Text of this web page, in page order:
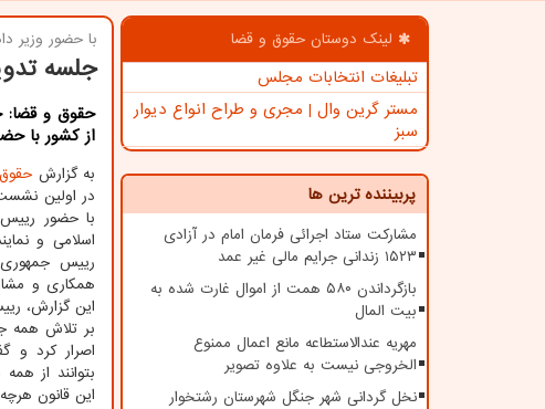
لینک دوستان حقوق و قضا
تبلیغات انتخابات مجلس
مستر گرین وال | مجری و طراح انواع دیوار
سبز
پربیننده ترین ها
مشارکت ستاد اجرائی فرمان امام در آزادی
۱۵۲۳ زندانی جرایم مالی غیر عمد
بازگرداندن ۵۸۰ همت از اموال غارت شده به
بیت المال
مهریه عندالاستطاعه مانع اعمال ممنوع
الخروجی نیست به علاوه تصویر
نخل گردانی شهر جنگل شهرستان رشتخوار
با حضور وزیر
جلسه
حقوق و قضا:
از کشور با
به گزارش حقوق
در اولین
با حضور
اسلامی و
رییس
همکاری و
این گزارش،
بر تلاش همه
اصرار کرد و
بتوانند از
این قانون